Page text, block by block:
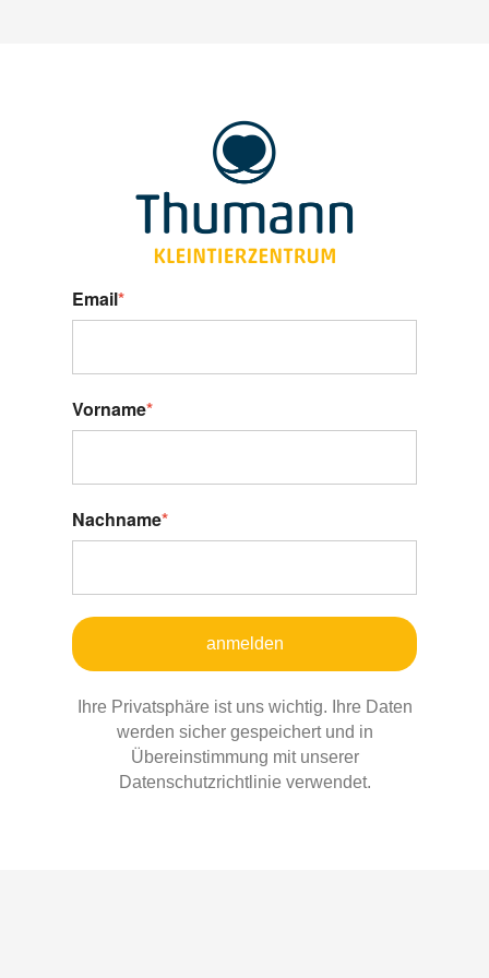
Email*
Vorname*
Nachname*
anmelden
Ihre Privatsphäre ist uns wichtig. Ihre Daten
werden sicher gespeichert und in
Übereinstimmung mit unserer
Datenschutzrichtlinie verwendet.